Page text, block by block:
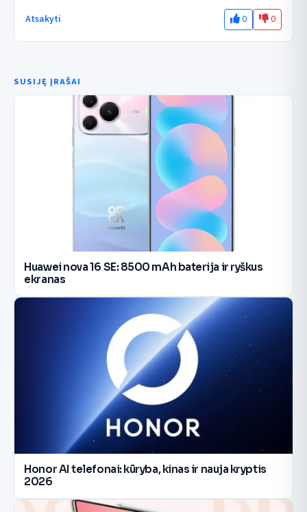
Atsakyti 0 0
SUSIJĘ ĮRAŠAI
Huawei nova 16 SE: 8500 mAh baterija ir ryškus
ekranas
Honor AI telefonai: kūryba, kinas ir nauja kryptis
2026